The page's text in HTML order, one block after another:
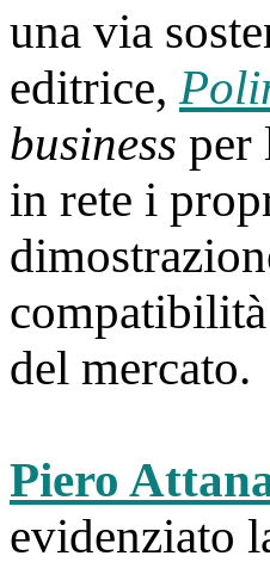
una via
editrice,
business per
in rete i
del mercato.
Piero
evidenziato